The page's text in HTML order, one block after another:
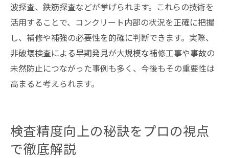
波探査、鉄筋探査などが挙げられます。これらの技術を
活用することで、コンクリート内部の状況を正確に把握
し、補修や補強の必要性を的確に判断できます。実際、
非破壊検査による早期発見が大規模な補修工事や事故の
未然防止につながった事例も多く、今後もその重要性は
高まると考えられます。
検査精度向上の秘訣をプロの視点
で徹底解説